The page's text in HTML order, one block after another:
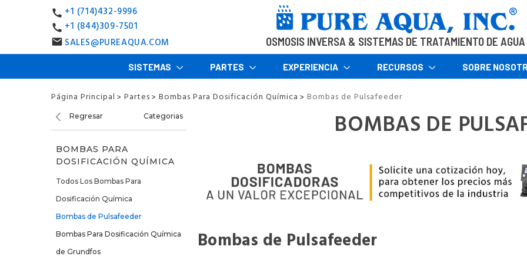
call +1 (714)432-9996
call +1 (844)309-7501
email SALES@PUREAQUA.COM OSMOSIS INVERSA & SISTEMAS DE TRATAMIENTO DE AGUA
SISTEMAS PARTES EXPERIENCIA RECURSOS SOBRE
Página Principal > Partes > Bombas Para Dosificación Química > Bombas de Pulsafeeder
Regresar Categorias
BOMBAS PARA
DOSIFICACIÓN QUÍMICA
Todos Los Bombas Para
Dosificación Química
Bombas de Pulsafeeder
Bombas Para Dosificación Química
de Grundfos
BOMBAS DE
Bombas de Pulsafeeder